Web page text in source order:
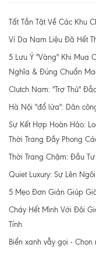
Tất Tần Tật Về Các Khu
Ví Da Nam Liệu Đã Hết
5 Lưu Ý "Vàng" Khi Mua
Nghĩa & Đúng Chuẩn
Clutch Nam: "Trợ Thủ"
Hà Nội "đổ lửa": Dân
Sự Kết Hợp Hoàn Hảo:
Thời Trang Đầy Phong
Thời Trang Chậm: Đầu
Quiet Luxury: Sự Lên
5 Mẹo Đơn Giản Giúp
Cháy Hết Mình Với Đôi
Tính
Biển xanh vẫy gọi -